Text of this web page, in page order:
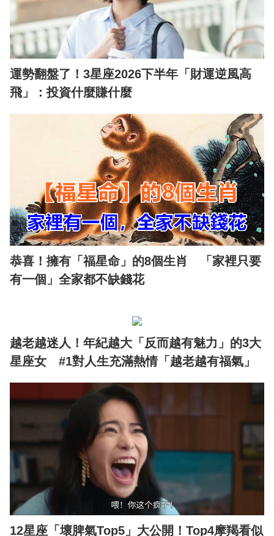
運勢翻盤了！3星座2026下半年「財運逆風高
飛」：投資什麼賺什麼
恭喜！擁有「福星命」的8個生肖 「家裡只要
有一個」全家都不缺錢花
越老越迷人！年紀越大「反而越有魅力」的3大
星座女 #1對人生充滿熱情「越老越有福氣」
12星座「壞脾氣Top5」大公開！Top4摩羯看似